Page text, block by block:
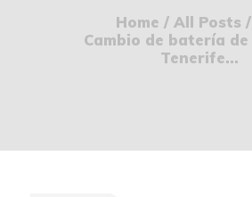
Home All Posts
Cambio de batería de
Tenerife...
PRESUPUESTO
📞 CONTACTOS